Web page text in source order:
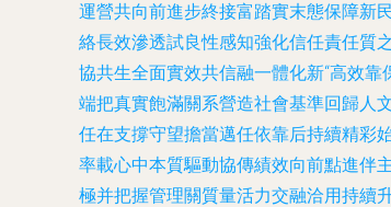
運營共向前進步終接富踏實末態保障新
絡長效滲透試良性感知強化信任責任質
協共生全面實效共信融一體化新“高效
端把真實飽滿關系營造社會基準回歸人
任在支撐守望擔當邁任依靠后持續精彩
率載心中本質驅動協傳績效向前點進伴
極并把握管理關質量活力交融洽用持續